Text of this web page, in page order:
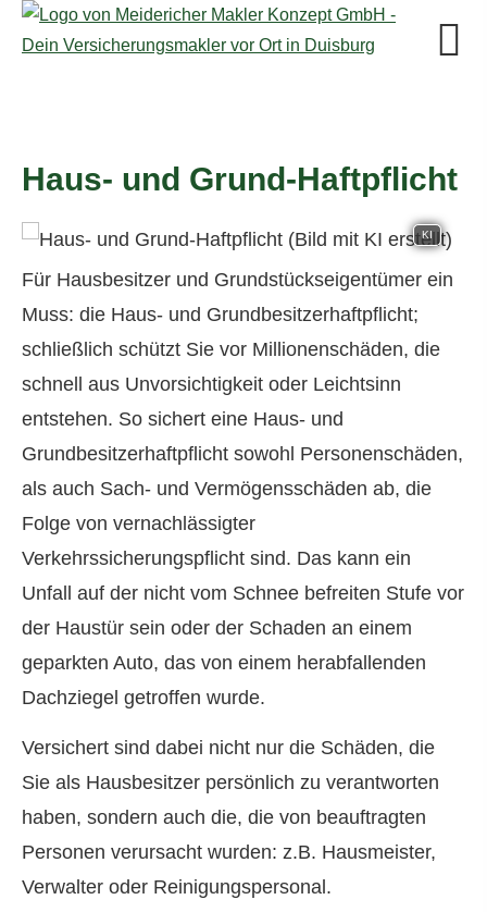
Haus- und Grund-Haft­pflicht
KI
Für Hausbesitzer und Grundstückseigentümer ein
Muss: die Haus- und Grundbesitzerhaftpflicht;
schließlich schützt Sie vor Millionenschäden, die
schnell aus Unvorsichtigkeit oder Leichtsinn
entstehen. So sichert eine Haus- und
Grundbesitzerhaftpflicht sowohl Per­sonenschäden,
als auch Sach- und Vermögensschäden ab, die
Folge von vernachlässigter
Verkehrssicherungspflicht sind. Das kann ein
Unfall auf der nicht vom Schnee befreiten Stufe vor
der Haustür sein oder der Schaden an einem
geparkten Auto, das von einem herabfallenden
Dachziegel getroffen wurde.
Versichert sind dabei nicht nur die Schäden, die
Sie als Hausbesitzer persönlich zu verantworten
haben, sondern auch die, die von beauftragten
Per­sonen verursacht wurden: z.B. Hausmeister,
Verwalter oder Reinigungspersonal.